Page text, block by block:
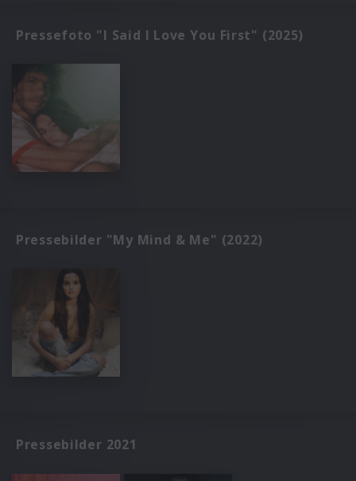
Pressefoto "I Said I Love You First" (2025)
Pressebilder "My Mind & Me" (2022)
Pressebilder 2021